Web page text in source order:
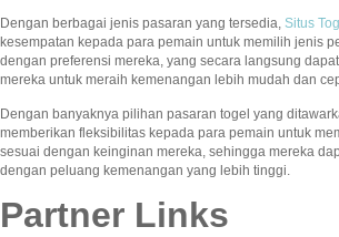
Dengan berbagai jenis pasaran yang tersedia, Situs
kesempatan kepada para pemain untuk memilih jenis
dengan preferensi mereka, yang secara langsung
mereka untuk meraih kemenangan lebih mudah dan
Dengan banyaknya pilihan pasaran togel yang
memberikan fleksibilitas kepada para pemain untuk
sesuai dengan keinginan mereka, sehingga mereka
dengan peluang kemenangan yang lebih tinggi.
Partner Links